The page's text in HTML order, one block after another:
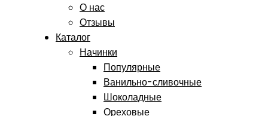
О нас
Отзывы
Каталог
Начинки
Популярные
Ванильно-сливочные
Шоколадные
Ореховые